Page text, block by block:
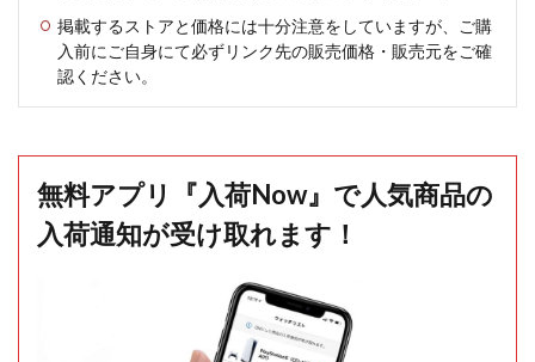
掲載するストアと価格には十分注意をしていますが、ご購
入前にご自身にて必ずリンク先の販売価格・販売元をご確
認ください。
無料アプリ『入荷Now』で人気商品の
入荷通知が受け取れます！